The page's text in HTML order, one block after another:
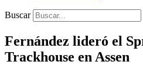
Buscar
Fernández lideró el
Trackhouse en Assen